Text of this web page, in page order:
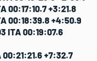
00:17:10.7 +3:21.8
00:18:39.8 +4:50.9
ITA 00:19:07.6
00:21:21.6 +7:32.7